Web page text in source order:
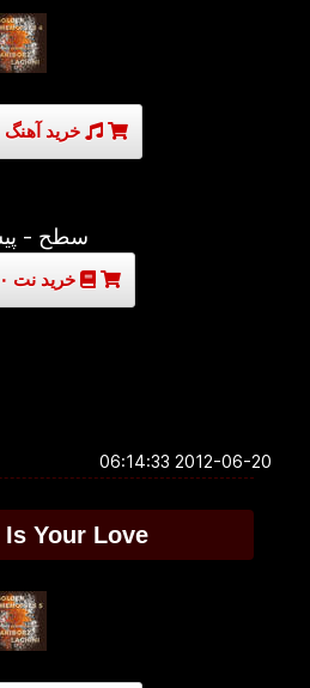
خرید آهنگ ۱۵۰۰۰ تومان
سطح -
خرید نت ۳۰۰۰۰ تومان
2012-06-20 06:14:33
Is Your Love